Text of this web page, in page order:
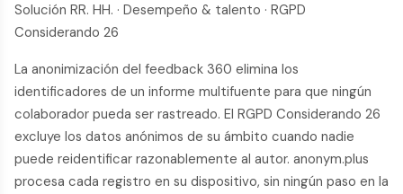
Solución RR. HH. · Desempeño & talento · RGPD
Considerando 26
La anonimización del feedback 360 elimina los
identificadores de un informe multifuente para que ningún
colaborador pueda ser rastreado. El RGPD Considerando 26
excluye los datos anónimos de su ámbito cuando nadie
puede reidentificar razonablemente al autor. anonym.plus
procesa cada registro en su dispositivo, sin ningún paso en la